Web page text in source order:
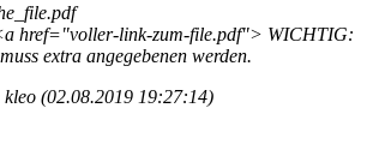
link-zum-file.pdf"> WICHTIG:
extra angegebenen werden.
(02.08.2019 19:27:14)